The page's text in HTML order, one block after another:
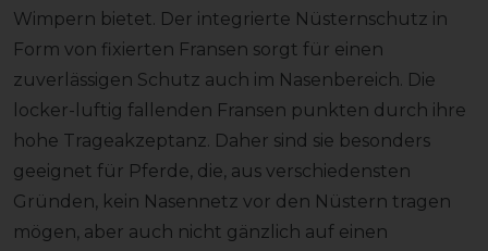
Wimpern bietet. Der integrierte Nüsternschutz in
Form von fixierten Fransen sorgt für einen
zuverlässigen Schutz auch im Nasenbereich. Die
locker-luftig fallenden Fransen punkten durch ihre
hohe Trageakzeptanz. Daher sind sie besonders
geeignet für Pferde, die, aus verschiedensten
Gründen, kein Nasennetz vor den Nüstern tragen
mögen, aber auch nicht gänzlich auf einen